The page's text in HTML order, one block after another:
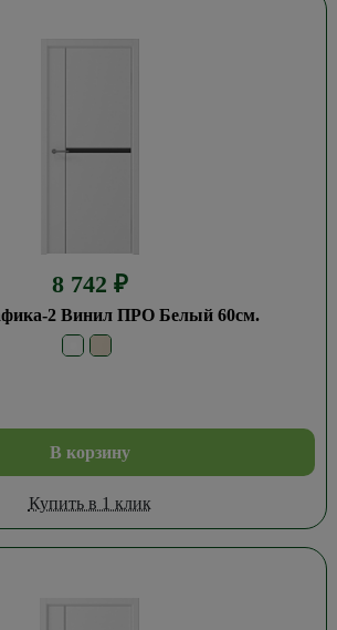
8 742 ₽
2 Винил ПРО Белый 60см.
В корзину
Купить в 1 клик